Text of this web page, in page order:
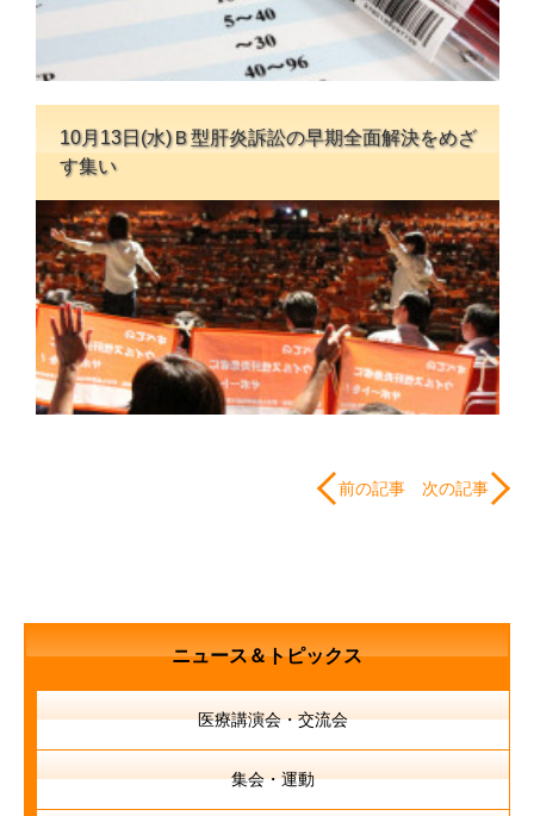
10月13日(水)Ｂ型肝炎訴訟の早期全面解決をめざ
す集い
次の記事
前の記事
ニュース＆トピックス
医療講演会・交流会
集会・運動